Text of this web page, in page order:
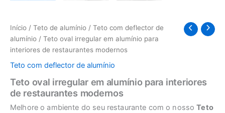
Início / Teto de alumínio / Teto com deflector de
alumínio / Teto oval irregular em alumínio para
interiores de restaurantes modernos
Teto com deflector de alumínio
Teto oval irregular em alumínio para interiores
de restaurantes modernos
Melhore o ambiente do seu restaurante com o nossoTeto